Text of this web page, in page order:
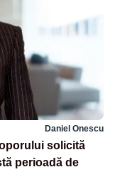
Daniel Onescu
solicită
perioadă de